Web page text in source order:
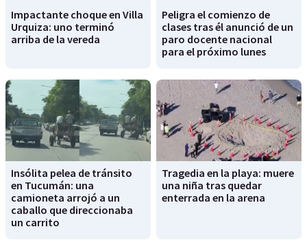
Impactante choque en Villa
Urquiza: uno terminó
arriba de la vereda
Peligra el comienzo de
clases tras él anunció de un
paro docente nacional
para el próximo lunes
Insólita pelea de tránsito
en Tucumán: una
camioneta arrojó a un
caballo que direccionaba
un carrito
Tragedia en la playa: muere
una niña tras quedar
enterrada en la arena